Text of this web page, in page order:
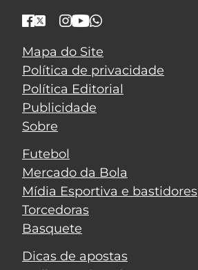
Mapa do Site
Política de privacidade
Política Editorial
Publicidade
Sobre
Futebol
Mercado da Bola
Mídia Esportiva e bastidores
Torcedoras
Basquete
Dicas de apostas